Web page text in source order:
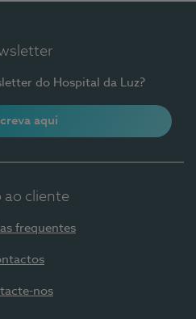
do Hospital da Luz?
aqui
ao cliente
frequentes
nos